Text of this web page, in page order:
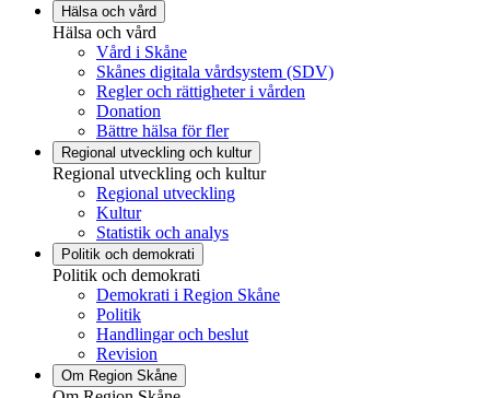
Hälsa och vård
Hälsa och vård
Vård i Skåne
Skånes digitala vårdsystem (SDV)
Regler och rättigheter i vården
Donation
Bättre hälsa för fler
Regional utveckling och kultur
Regional utveckling och kultur
Regional utveckling
Kultur
Statistik och analys
Politik och demokrati
Politik och demokrati
Demokrati i Region Skåne
Politik
Handlingar och beslut
Revision
Om Region Skåne